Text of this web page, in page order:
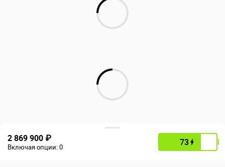
2 869 900 ₽
Включая опции:0 73